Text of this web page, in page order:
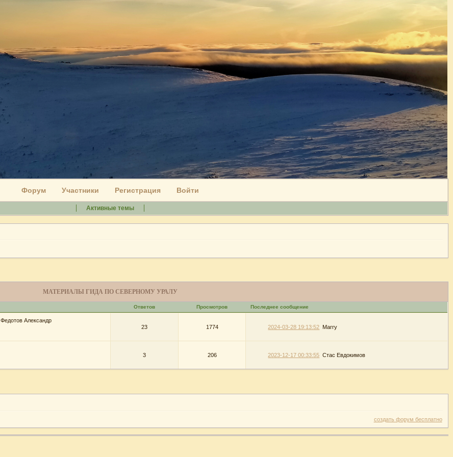
Форум Участники Регистрация Войти
Активные темы
МАТЕРИАЛЫ ГИДА ПО СЕВЕРНОМУ УРАЛУ
Ответов Просмотров Последнее сообщение
Федотов Александр
23
1774 2024-03-28 19:13:52 Marry
3
206 2023-12-17 00:33:55 Стас Евдокимов
создать форум бесплатно